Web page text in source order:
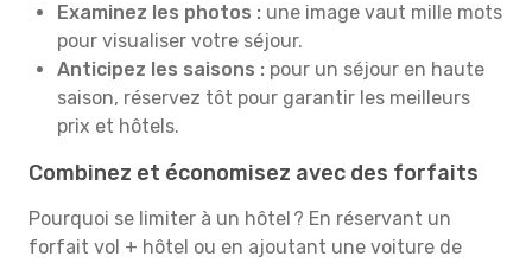
Examinez les photos : une image vaut mille mots
pour visualiser votre séjour.
Anticipez les saisons : pour un séjour en haute
saison, réservez tôt pour garantir les meilleurs
prix et hôtels.
Combinez et économisez avec des forfaits
Pourquoi se limiter à un hôtel ? En réservant un
forfait vol + hôtel ou en ajoutant une voiture de